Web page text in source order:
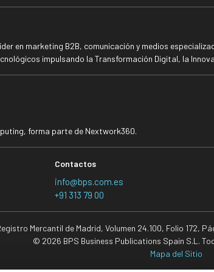
en marketing B2B, comunicación y medios
impulsando la Transformación Digital, la
forma parte de Nextwork360.
Contactos
info@bps.com.es
+91 313 79 00
Mercantil de Madrid, Volumen 24.100, Folio 172,
© 2026 BPS Business Publications Spain S.L.
Mapa del Sitio